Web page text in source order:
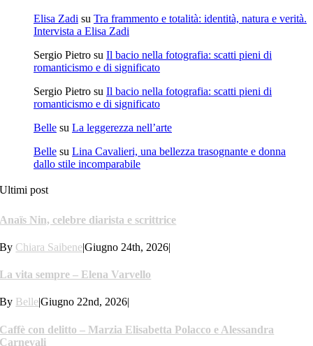
Elisa Zadi su Tra frammento e totalità: identità, natura e verità.
Intervista a Elisa Zadi
Sergio Pietro su Il bacio nella fotografia: scatti pieni di
romanticismo e di significato
Sergio Pietro su Il bacio nella fotografia: scatti pieni di
romanticismo e di significato
Belle su La leggerezza nell’arte
Belle su Lina Cavalieri, una bellezza trasognante e donna
dallo stile incomparabile
Ultimi post
Anaïs Nin, celebre diarista e scrittrice
By Chiara Saibene|Giugno 24th, 2026|
La vita sempre – Elena Varvello
By Belle|Giugno 22nd, 2026|
Caffè con delitto – Marzia Elisabetta Polacco e Alessandra
Carnevali